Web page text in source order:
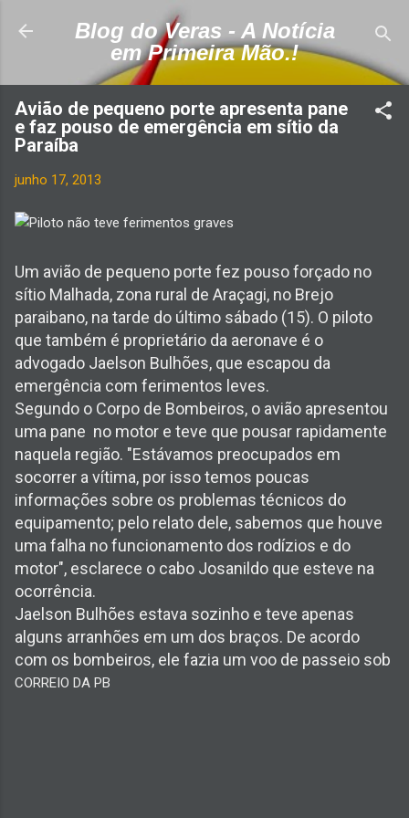
Pular para o conteúdo principal
Blog do Veras - A Notícia
em Primeira Mão.!
Avião de pequeno porte apresenta pane
e faz pouso de emergência em sítio da
Paraíba
junho 17, 2013
Um avião de pequeno porte fez pouso forçado no
sítio Malhada, zona rural de Araçagi, no Brejo
paraibano, na tarde do último sábado (15). O piloto
que também é proprietário da aeronave é o
advogado Jaelson Bulhões, que escapou da
emergência com ferimentos leves.
Segundo o Corpo de Bombeiros, o avião apresentou
uma pane no motor e teve que pousar rapidamente
naquela região. "Estávamos preocupados em
socorrer a vítima, por isso temos poucas
informações sobre os problemas técnicos do
equipamento; pelo relato dele, sabemos que houve
uma falha no funcionamento dos rodízios e do
motor", esclarece o cabo Josanildo que esteve na
ocorrência.
Jaelson Bulhões estava sozinho e teve apenas
alguns arranhões em um dos braços. De acordo
com os bombeiros, ele fazia um voo de passeio sob
CORREIO DA PB